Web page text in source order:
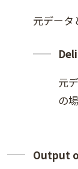
元データ
元
の
Output